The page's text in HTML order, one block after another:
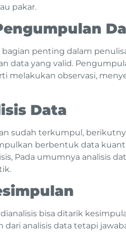
pakar.
penting dalam
data yang valid.
melakukan observasi,
Data
sudah terkumpul,
berbentuk data
Pada umumnya analisis
bisa ditarik
analisis data tetapi